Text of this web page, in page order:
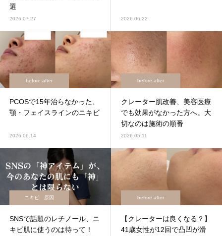
選
2026.07.27 2026.06.22
before after
PCOSで15年治らなかった、
顎・フェイスラインのニキビ
2026.06.14
before after
クレーター肌改善、美容医療
でも効果がなかった方へ。大
切なのは施術の順番
2026.05.11
ニキビ 原因
SNSで話題のレチノール、ニ
キビ肌に使うのは待って！
before after
【クレーターは良くなる？】
41歳女性が12回で凸凹が滑